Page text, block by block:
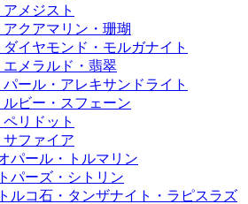
メジスト
クアマリン・珊瑚
イヤモンド・モルガナイト
メラルド・翡翠
ール・アレキサンドライト
ビー・スフェーン
リドット
ファイア
パール・トルマリン
パーズ・シトリン
ルコ石・タンザナイト・ラピスラズ